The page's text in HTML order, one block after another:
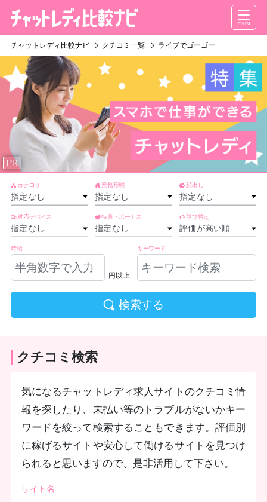
menu
チャットレディ比較ナビ クチコミ一覧 ライブでゴーゴー
PR
カテゴリ 業務形態 顔出し
対応デバイス 特典・ボーナス 並び替え
時給
円以上
キーワード
検索する
クチコミ検索
気になるチャットレディ求人サイトのクチコミ情
報を探したり、未払い等のトラブルがないかキー
ワードを絞って検索することもできます。評価別
に稼げるサイトや安心して働けるサイトを見つけ
られると思いますので、是非活用して下さい。
サイト名